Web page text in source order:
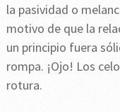
la pasividad o
motivo de que la
un principio fuera
rompa. ¡Ojo! Los
rotura.